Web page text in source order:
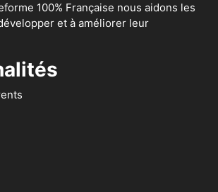
100% Française nous aidons les
et à améliorer leur